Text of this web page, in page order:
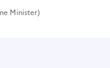
Minister)